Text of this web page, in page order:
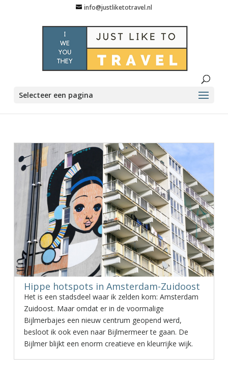
info@justliketotravel.nl
Selecteer een pagina
Hippe hotspots in Amsterdam-Zuidoost
Het is een stadsdeel waar ik zelden kom: Amsterdam
Zuidoost. Maar omdat er in de voormalige
Bijlmerbajes een nieuw centrum geopend werd,
besloot ik ook even naar Bijlmermeer te gaan. De
Bijlmer blijkt een enorm creatieve en kleurrijke wijk.